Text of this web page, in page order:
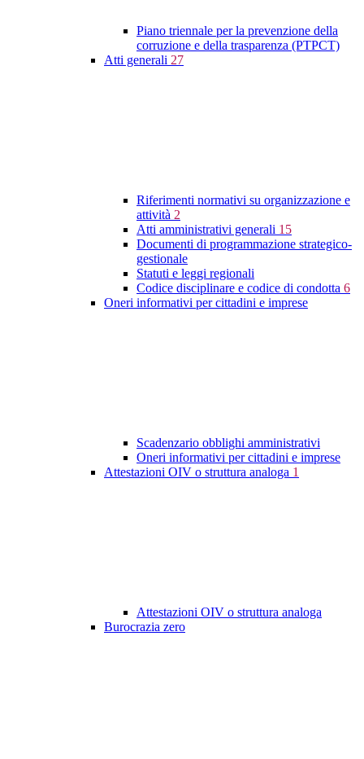
Piano triennale per la prevenzione della
corruzione e della trasparenza (PTPCT)
Atti generali 27
Riferimenti normativi su organizzazione e
attività 2
Atti amministrativi generali 15
Documenti di programmazione strategico-
gestionale
Statuti e leggi regionali
Codice disciplinare e codice di condotta 6
Oneri informativi per cittadini e imprese
Scadenzario obblighi amministrativi
Oneri informativi per cittadini e imprese
Attestazioni OIV o struttura analoga 1
Attestazioni OIV o struttura analoga
Burocrazia zero